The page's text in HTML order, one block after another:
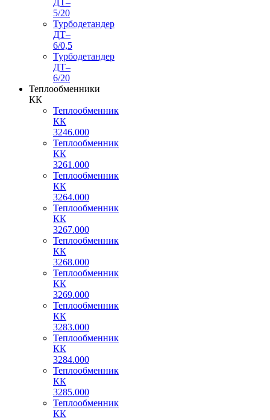
5/20
Турбодетандер
ДТ–
6/0,5
Турбодетандер
ДТ–
6/20
Теплообменники
КК
Теплообменник
КК
3246.000
Теплообменник
КК
3261.000
Теплообменник
КК
3264.000
Теплообменник
КК
3267.000
Теплообменник
КК
3268.000
Теплообменник
КК
3269.000
Теплообменник
КК
3283.000
Теплообменник
КК
3284.000
Теплообменник
КК
3285.000
Теплообменник
КК